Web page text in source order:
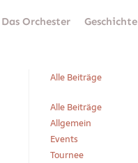
Das Orchester Geschichte
Alle Beiträge
Alle Beiträge
Allgemein
Events
Tournee